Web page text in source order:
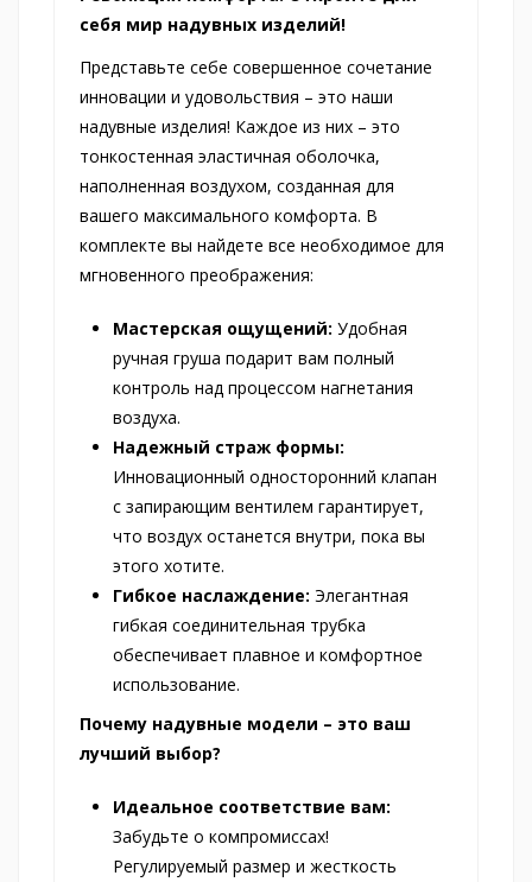
себя мир надувных изделий!
Представьте себе совершенное сочетание
инновации и удовольствия – это наши
надувные изделия! Каждое из них – это
тонкостенная эластичная оболочка,
наполненная воздухом, созданная для
вашего максимального комфорта. В
комплекте вы найдете все необходимое для
мгновенного преображения:
Мастерская ощущений: Удобная
ручная груша подарит вам полный
контроль над процессом нагнетания
воздуха.
Надежный страж формы:
Инновационный односторонний клапан
с запирающим вентилем гарантирует,
что воздух останется внутри, пока вы
этого хотите.
Гибкое наслаждение: Элегантная
гибкая соединительная трубка
обеспечивает плавное и комфортное
использование.
Почему надувные модели – это ваш
лучший выбор?
Идеальное соответствие вам:
Забудьте о компромиссах!
Регулируемый размер и жесткость